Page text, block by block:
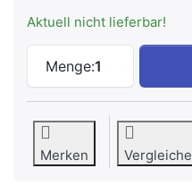
Aktuell nicht lieferbar!
Menge:1
Merken